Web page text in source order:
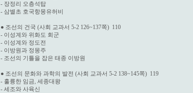
- 장정리 오층석탑
- 삼별초 호국항몽유허비
● 조선의 건국 (사회 교과서 5-2 126~137쪽)  110
- 이성계와 위화도 회군
- 이성계와 정도전
- 이방원과 정몽주
- 조선의 기틀을 잡은 태종 이방원
● 조선의 문화와 과학의 발전 (사회 교과서 5-2 138~145쪽)  119
- 훌륭한 임금, 세종대왕
- 세조와 사육신